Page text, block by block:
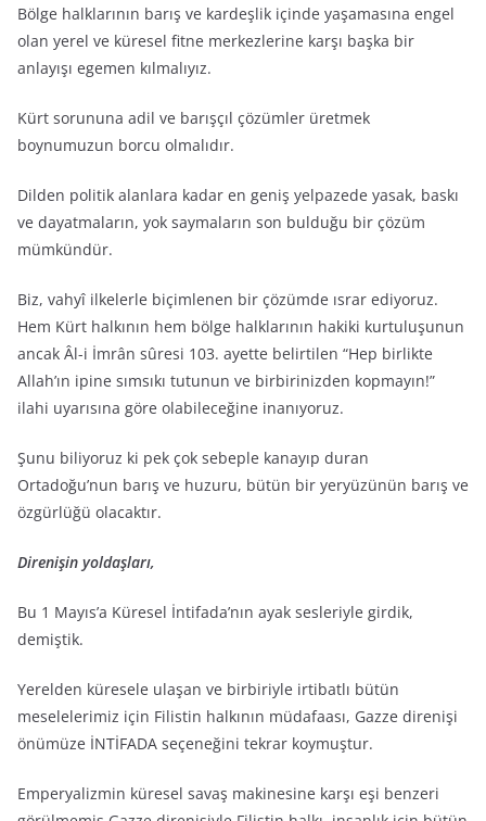
Bölge halklarının barış ve kardeşlik içinde yaşamasına engel
olan yerel ve küresel fitne merkezlerine karşı başka bir
anlayışı egemen kılmalıyız.
Kürt sorununa adil ve barışçıl çözümler üretmek
boynumuzun borcu olmalıdır.
Dilden politik alanlara kadar en geniş yelpazede yasak, baskı
ve dayatmaların, yok saymaların son bulduğu bir çözüm
mümkündür.
Biz, vahyî ilkelerle biçimlenen bir çözümde ısrar ediyoruz.
Hem Kürt halkının hem bölge halklarının hakiki kurtuluşunun
ancak Âl-i İmrân sûresi 103. ayette belirtilen “Hep birlikte
Allah’ın ipine sımsıkı tutunun ve birbirinizden kopmayın!”
ilahi uyarısına göre olabileceğine inanıyoruz.
Şunu biliyoruz ki pek çok sebeple kanayıp duran
Ortadoğu’nun barış ve huzuru, bütün bir yeryüzünün barış ve
özgürlüğü olacaktır.
Direnişin yoldaşları,
Bu 1 Mayıs’a Küresel İntifada’nın ayak sesleriyle girdik,
demiştik.
Yerelden küresele ulaşan ve birbiriyle irtibatlı bütün
meselelerimiz için Filistin halkının müdafaası, Gazze direnişi
önümüze İNTİFADA seçeneğini tekrar koymuştur.
Emperyalizmin küresel savaş makinesine karşı eşi benzeri